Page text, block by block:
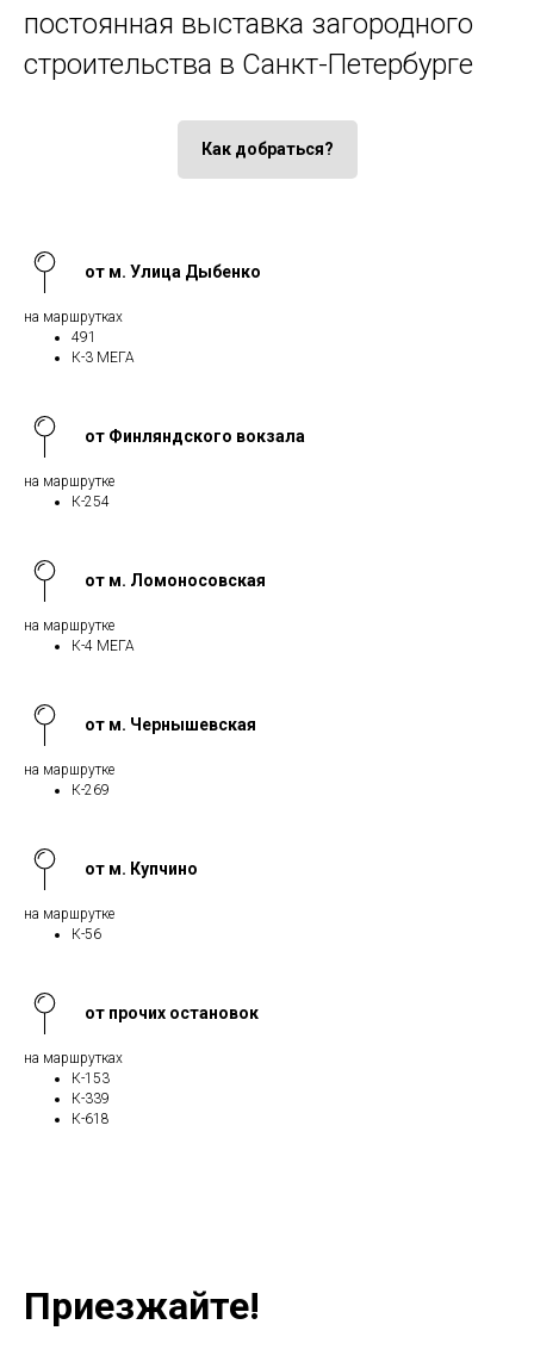
постоянная выставка загородного
строительства в Санкт-Петербурге
Как добраться?
от м. Улица Дыбенко
на маршрутках
491
К-3 МЕГА
от Финляндского вокзала
на маршрутке
К-254
от м. Ломоносовская
на маршрутке
К-4 МЕГА
от м. Чернышевская
на маршрутке
К-269
от м. Купчино
на маршрутке
К-56
от прочих остановок
на маршрутках
К-153
К-339
К-618
Приезжайте!